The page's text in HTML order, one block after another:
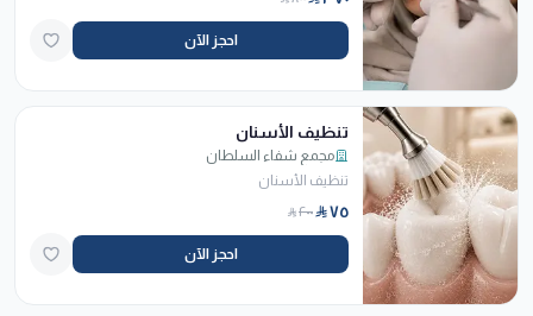
احجز الآن
تنظيف الأسنان
مجمع شفاء السلطان
تنظيف الأسنان
٧٥ ٢٠٠
احجز الآن